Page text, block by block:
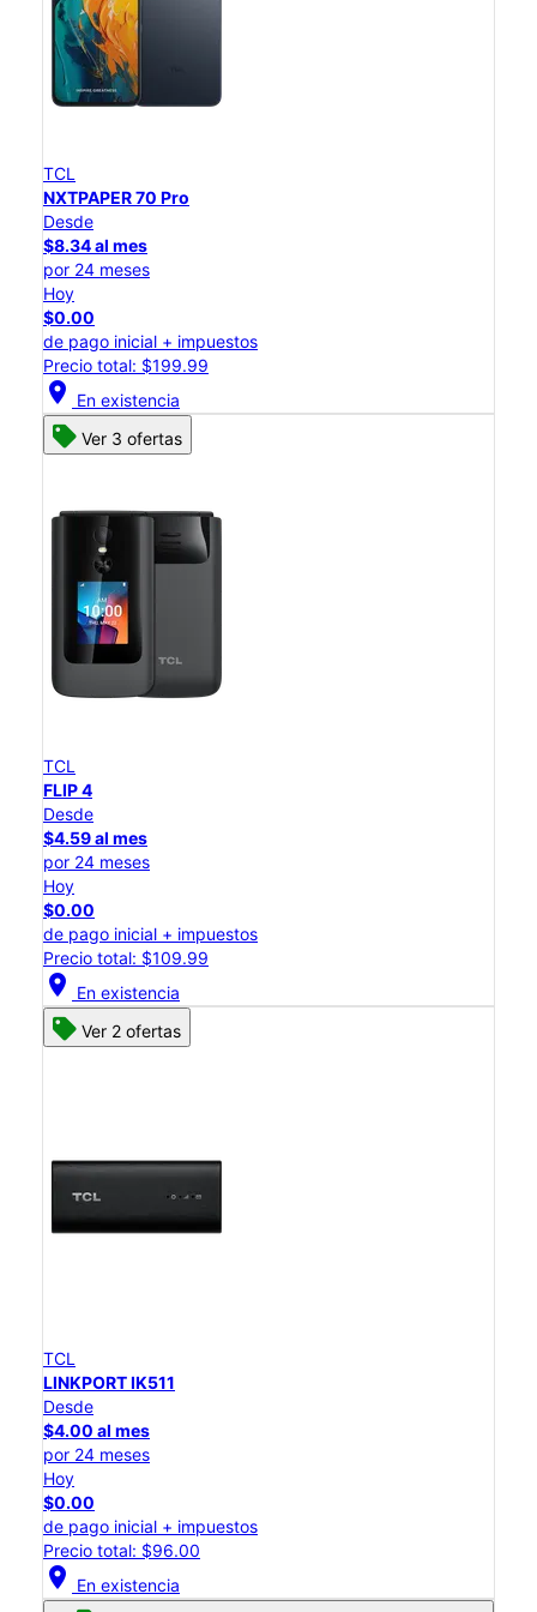
TCL
NXTPAPER 70 Pro
Desde
$8.34 al mes
por 24 meses
Hoy
$0.00
de pago inicial + impuestos
Precio total: $199.99
location_on En existencia
Ver 3 ofertas
TCL
FLIP 4
Desde
$4.59 al mes
por 24 meses
Hoy
$0.00
de pago inicial + impuestos
Precio total: $109.99
location_on En existencia
Ver 2 ofertas
TCL
LINKPORT IK511
Desde
$4.00 al mes
por 24 meses
Hoy
$0.00
de pago inicial + impuestos
Precio total: $96.00
location_on En existencia